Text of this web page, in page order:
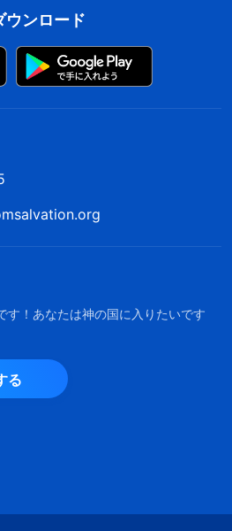
ウンロード
す！あなたは神の国に入りたいです
る